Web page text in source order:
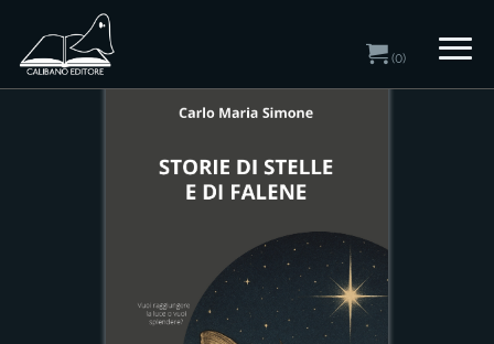
(0)
Catalogo